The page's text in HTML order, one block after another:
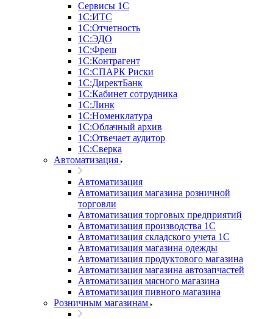
Сервисы 1С
1С:ИТС
1С:Отчетность
1С:ЭДО
1С:Фреш
1С:Контрагент
1С:CПАРК Риски
1С:ДиректБанк
1С:Кабинет сотрудника
1С:Линк
1С:Номенклатура
1С:Облачный архив
1С:Отвечает аудитор
1С:Сверка
Автоматизация
Автоматизация
Автоматизация магазина розничной
торговли
Автоматизация торговых предприятий
Автоматизация производства 1С
Автоматизация складского учета 1C
Автоматизация магазина одежды
Автоматизация продуктового магазина
Автоматизация магазина автозапчастей
Автоматизация мясного магазина
Автоматизация пивного магазина
Розничным магазинам